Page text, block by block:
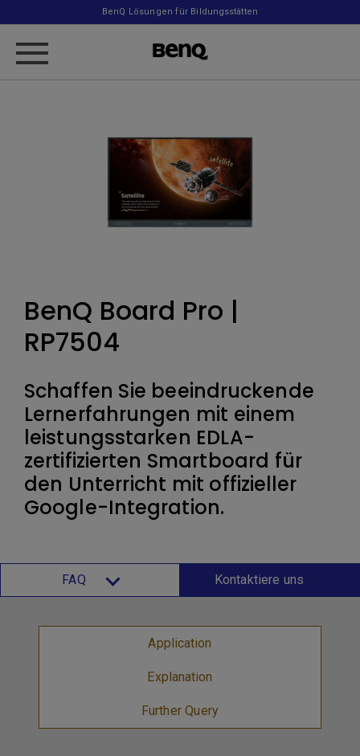
BenQ Lösungen für Bildungsstätten
BenQ Board Pro |
RP7504
Schaffen Sie beeindruckende
Lernerfahrungen mit einem
leistungsstarken EDLA-
zertifizierten Smartboard für
den Unterricht mit offizieller
Google-Integration.
FAQ Kontaktiere uns
Application
Explanation
Further Query